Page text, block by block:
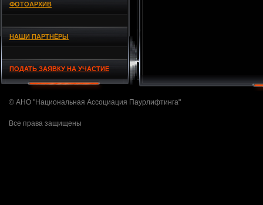
ФОТОАРХИВ
НАШИ ПАРТНЁРЫ
ПОДАТЬ ЗАЯВКУ НА УЧАСТИЕ
© АНО "Национальная Ассоциация Паурлифтинга"
Все права защищены